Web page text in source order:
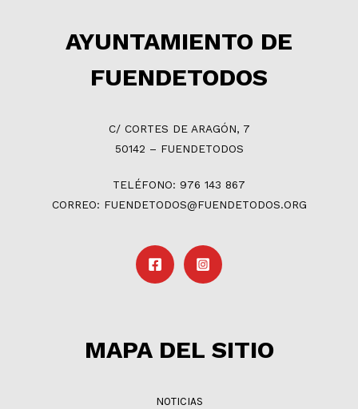
AYUNTAMIENTO DE
FUENDETODOS
C/ CORTES DE ARAGÓN, 7
50142 – FUENDETODOS
TELÉFONO: 976 143 867
CORREO: FUENDETODOS@FUENDETODOS.ORG
MAPA DEL SITIO
NOTICIAS